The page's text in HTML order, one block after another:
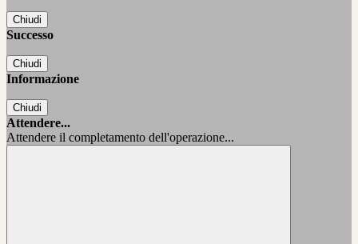
Chiudi
Successo
Chiudi
Informazione
Chiudi
Attendere...
Attendere il completamento dell'operazione...